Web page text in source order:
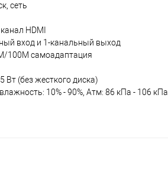
сеть
HDMI
вход и 1-канальный выход
100M самоадаптация
Вт (без жесткого диска)
10% - 90%, Атм: 86 кПа - 106 кПа